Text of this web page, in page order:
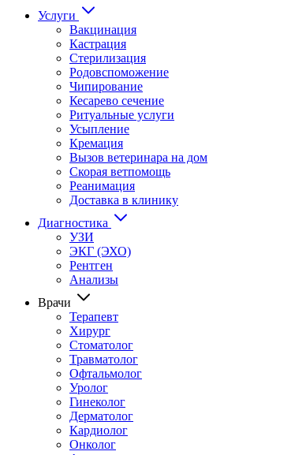
Услуги
Вакцинация
Кастрация
Стерилизация
Родовспоможение
Чипирование
Кесарево сечение
Ритуальные услуги
Усыпление
Кремация
Вызов ветеринара на дом
Скорая ветпомощь
Реанимация
Доставка в клинику
Диагностика
УЗИ
ЭКГ (ЭХО)
Рентген
Анализы
Врачи
Терапевт
Хирург
Стоматолог
Травматолог
Офтальмолог
Уролог
Гинеколог
Дерматолог
Кардиолог
Онколог